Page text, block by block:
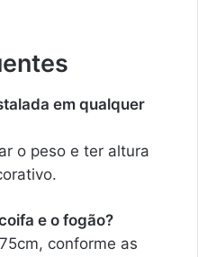
em qualquer
o peso e ter altura
e o fogão?
conforme as